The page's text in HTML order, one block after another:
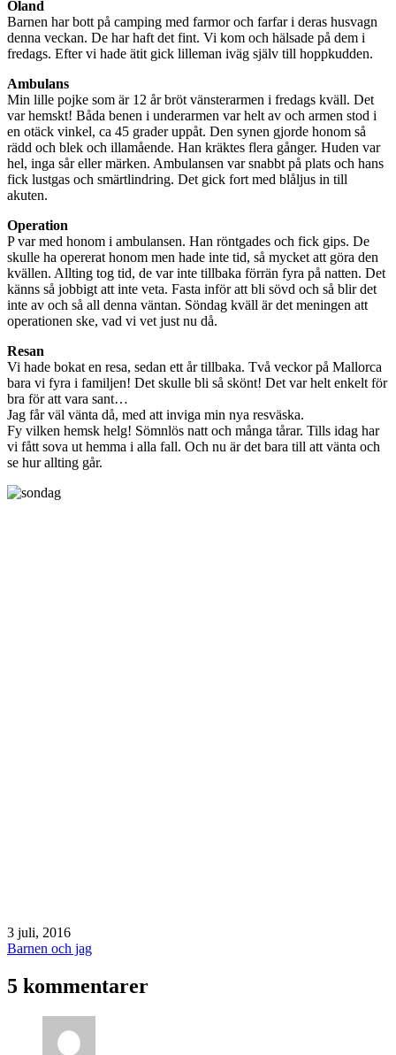
Öland
Barnen har bott på camping med farmor och farfar i deras husvagn
denna veckan. De har haft det fint. Vi kom och hälsade på dem i
fredags. Efter vi hade ätit gick lilleman iväg själv till hoppkudden.
Ambulans
Min lille pojke som är 12 år bröt vänsterarmen i fredags kväll. Det
var hemskt! Båda benen i underarmen var helt av och armen stod i
en otäck vinkel, ca 45 grader uppåt. Den synen gjorde honom så
rädd och blek och illamående. Han kräktes flera gånger. Huden var
hel, inga sår eller märken. Ambulansen var snabbt på plats och hans
fick lustgas och smärtlindring. Det gick fort med blåljus in till
akuten.
Operation
P var med honom i ambulansen. Han röntgades och fick gips. De
skulle ha opererat honom men hade inte tid, så mycket att göra den
kvällen. Allting tog tid, de var inte tillbaka förrän fyra på natten. Det
känns så jobbigt att inte veta. Fasta inför att bli sövd och så blir det
inte av och så all denna väntan. Söndag kväll är det meningen att
operationen ske, vad vi vet just nu då.
Resan
Vi hade bokat en resa, sedan ett år tillbaka. Två veckor på Mallorca
bara vi fyra i familjen! Det skulle bli så skönt! Det var helt enkelt för
bra för att vara sant…
Jag får väl vänta då, med att inviga min nya resväska.
Fy vilken hemsk helg! Sömnlös natt och många tårar. Tills idag har
vi fått sova ut hemma i alla fall. Och nu är det bara till att vänta och
se hur allting går.
Publicerat
den
3 juli, 2016
Kategoriserat
Barnen och jag
5 kommentarer